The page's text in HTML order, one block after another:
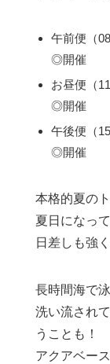
午前便（
◎開催
お昼便（
◎開催
午後便（
◎開催
本格的夏の
夏日になっ
日差しも強
長時間海で
洗い流され
うことも！
アクアベー